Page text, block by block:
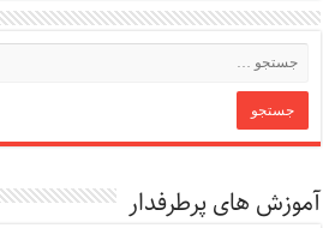
آموزش های پرطرفدار